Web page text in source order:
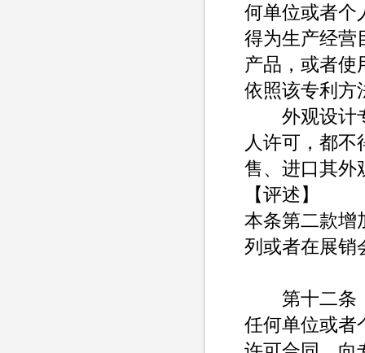
何单位或者个
得为生产经营
产品，或者使
依照该专利方
外观设计专
人许可，都
售、进口其外
【评述】
本条第二款增
列或者在展销
第十二条
任何单位或者